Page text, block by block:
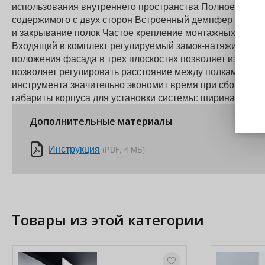
использования внутреннего пространства Полное
содержимого с двух сторон Встроенный демпфер с
и закрывание полок Частое крепление монтажных
Входящий в комплект регулируемый замок-натяжитель
положения фасада в трех плоскостях позволяет
позволяет регулировать расстояние между полками,
инструмента значительно экономит время при сборке
габариты корпуса для установки системы: ширина - 412
Дополнительные материалы
Инструкция (PDF, 4 МБ)
Товары из этой категории